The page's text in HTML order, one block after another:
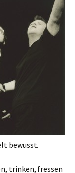
bewusst.
trinken, fressen